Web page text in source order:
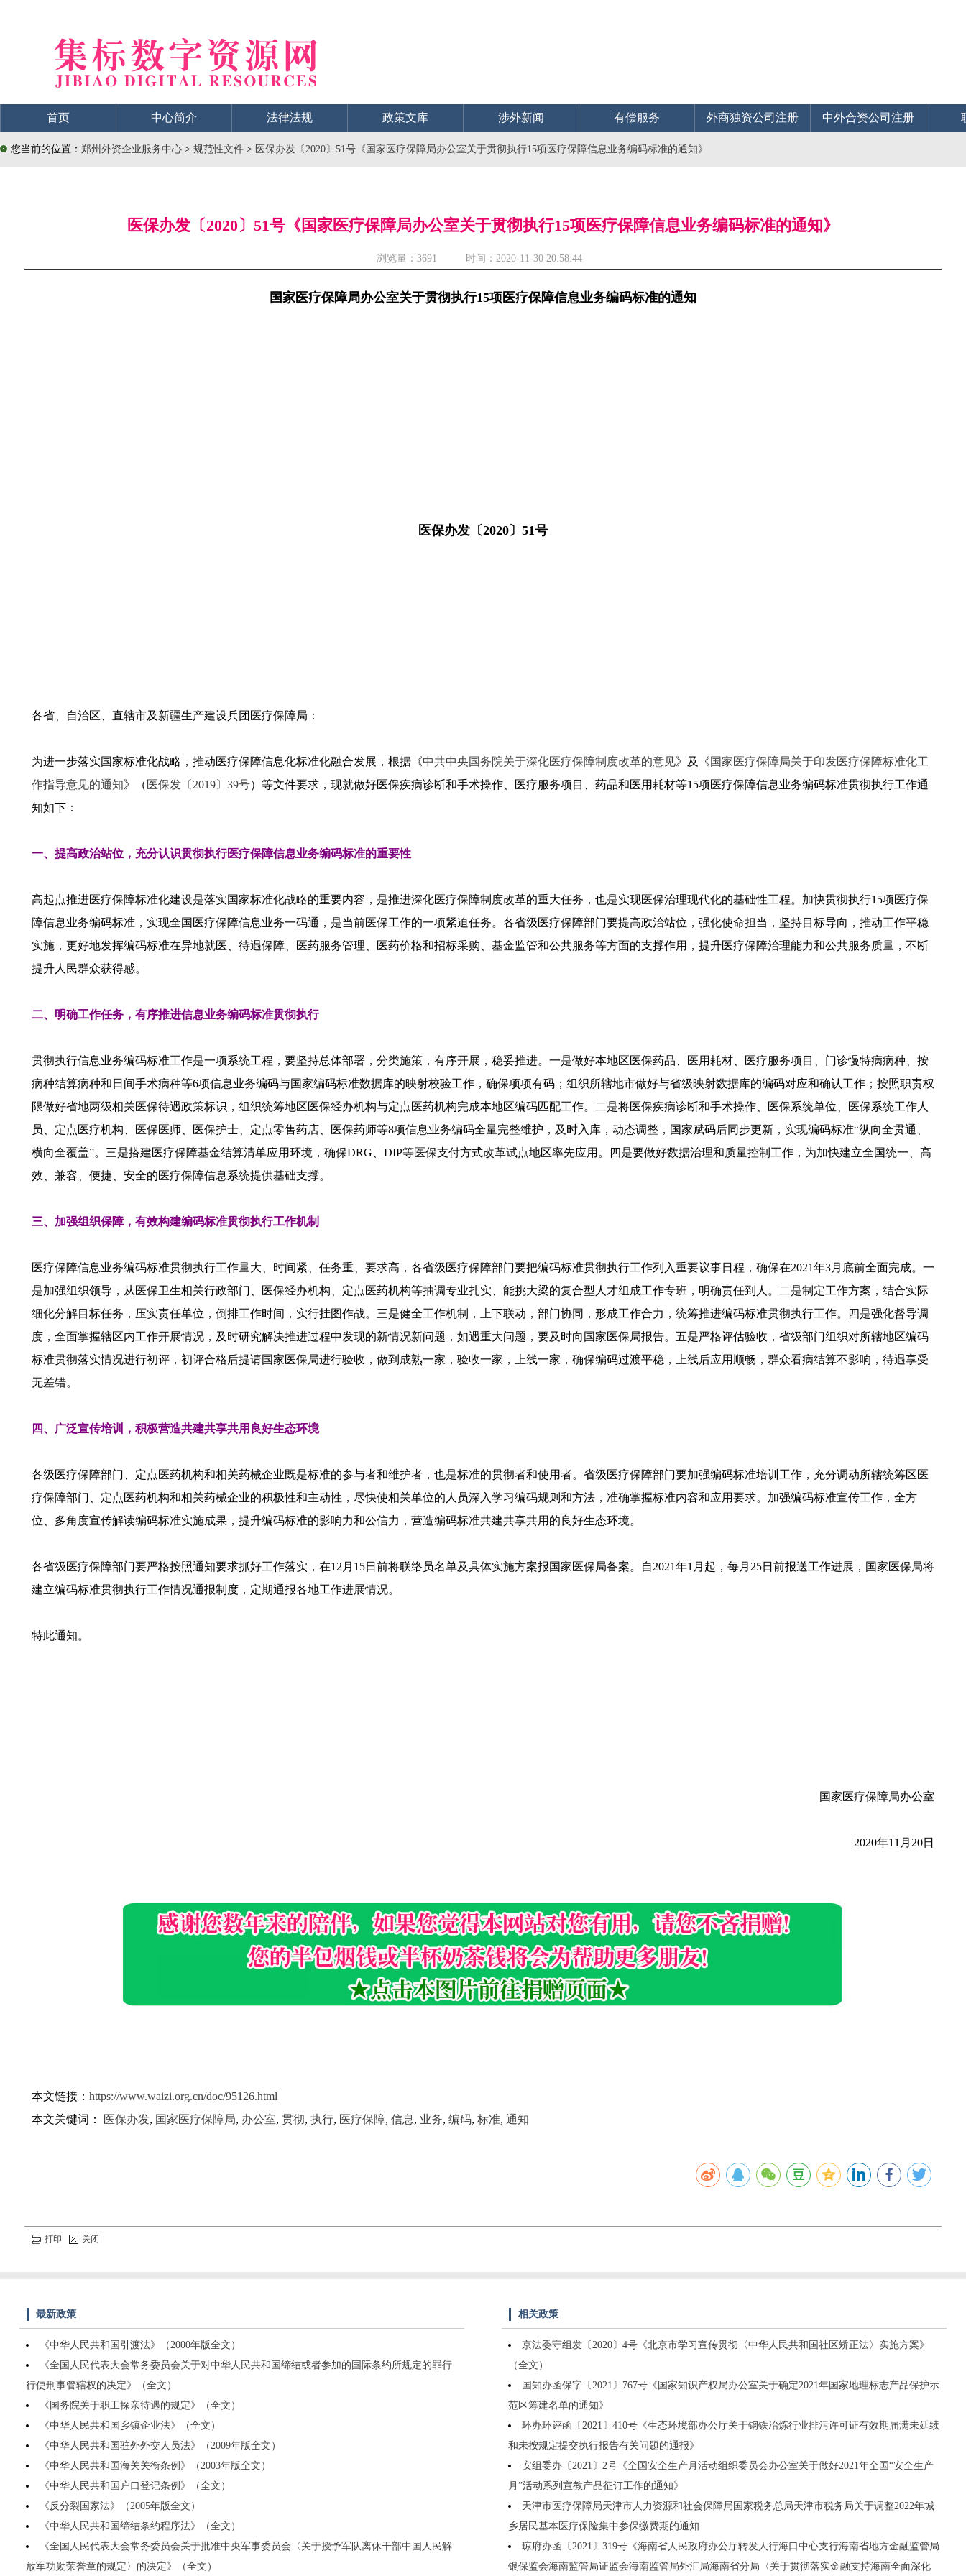
首页 中心简介 法律法规 政策文库 涉外新闻 有偿服务 外商独资公司注册 中外合资公司注册
您当前的位置： 郑州外资企业服务中心 > 规范性文件 > 医保办发〔2020〕51号《国家医疗保障局办公室关于贯彻执行15项医疗保障信息业务编码标准的通知》
医保办发〔2020〕51号《国家医疗保障局办公室关于贯彻执行15项医疗保障信息业务编码标准的通知》
浏览量： 3691 时间：2020-11-30 20:58:44
国家医疗保障局办公室关于贯彻执行15项医疗保障信息业务编码标准的通知
医保办发〔2020〕51号
各省、自治区、直辖市及新疆生产建设兵团医疗保障局：
为进一步落实国家标准化战略，推动医疗保障信息化标准化融合发展，根据《中共中央国务院关于深化医疗保障制度改革的意见》及《国家医疗保障局关于印发医疗保障标准化工
作指导意见的通知》（ 医保发〔2019〕39号）等文件要求，现就做好医保疾病诊断和手术操作、医疗服务项目、药品和医用耗材等15项医疗保障信息业务编码标准贯彻执行工作通
知如下：
一、提高政治站位，充分认识贯彻执行医疗保障信息业务编码标准的重要性
高起点推进医疗保障标准化建设是落实国家标准化战略的重要内容，是推进深化医疗保障制度改革的重大任务，也是实现医保治理现代化的基础性工程。加快贯彻执行15项医疗保
障信息业务编码标准，实现全国医疗保障信息业务一码通，是当前医保工作的一项紧迫任务。各省级医疗保障部门要提高政治站位，强化使命担当，坚持目标导向，推动工作平稳
实施，更好地发挥编码标准在异地就医、待遇保障、医药服务管理、医药价格和招标采购、基金监管和公共服务等方面的支撑作用，提升医疗保障治理能力和公共服务质量，不断
提升人民群众获得感。
二、明确工作任务，有序推进信息业务编码标准贯彻执行
贯彻执行信息业务编码标准工作是一项系统工程，要坚持总体部署，分类施策，有序开展，稳妥推进。一是做好本地区医保药品、医用耗材、医疗服务项目、门诊慢特病病种、按
病种结算病种和日间手术病种等6项信息业务编码与国家编码标准数据库的映射校验工作，确保项项有码；组织所辖地市做好与省级映射数据库的编码对应和确认工作；按照职责权
限做好省地两级相关医保待遇政策标识，组织统筹地区医保经办机构与定点医药机构完成本地区编码匹配工作。二是将医保疾病诊断和手术操作、医保系统单位、医保系统工作人
员、定点医疗机构、医保医师、医保护士、定点零售药店、医保药师等8项信息业务编码全量完整维护，及时入库，动态调整，国家赋码后同步更新，实现编码标准“纵向全贯通、
横向全覆盖”。三是搭建医疗保障基金结算清单应用环境，确保DRG、DIP等医保支付方式改革试点地区率先应用。四是要做好数据治理和质量控制工作，为加快建立全国统一、高
效、兼容、便捷、安全的医疗保障信息系统提供基础支撑。
三、加强组织保障，有效构建编码标准贯彻执行工作机制
医疗保障信息业务编码标准贯彻执行工作量大、时间紧、任务重、要求高，各省级医疗保障部门要把编码标准贯彻执行工作列入重要议事日程，确保在2021年3月底前全面完成。一
是加强组织领导，从医保卫生相关行政部门、医保经办机构、定点医药机构等抽调专业扎实、能挑大梁的复合型人才组成工作专班，明确责任到人。二是制定工作方案，结合实际
细化分解目标任务，压实责任单位，倒排工作时间，实行挂图作战。三是健全工作机制，上下联动，部门协同，形成工作合力，统筹推进编码标准贯彻执行工作。四是强化督导调
度，全面掌握辖区内工作开展情况，及时研究解决推进过程中发现的新情况新问题，如遇重大问题，要及时向国家医保局报告。五是严格评估验收，省级部门组织对所辖地区编码
标准贯彻落实情况进行初评，初评合格后提请国家医保局进行验收，做到成熟一家，验收一家，上线一家，确保编码过渡平稳，上线后应用顺畅，群众看病结算不影响，待遇享受
无差错。
四、广泛宣传培训，积极营造共建共享共用良好生态环境
各级医疗保障部门、定点医药机构和相关药械企业既是标准的参与者和维护者，也是标准的贯彻者和使用者。省级医疗保障部门要加强编码标准培训工作，充分调动所辖统筹区医
疗保障部门、定点医药机构和相关药械企业的积极性和主动性，尽快使相关单位的人员深入学习编码规则和方法，准确掌握标准内容和应用要求。加强编码标准宣传工作，全方
位、多角度宣传解读编码标准实施成果，提升编码标准的影响力和公信力，营造编码标准共建共享共用的良好生态环境。
各省级医疗保障部门要严格按照通知要求抓好工作落实，在12月15日前将联络员名单及具体实施方案报国家医保局备案。自2021年1月起，每月25日前报送工作进展，国家医保局将
建立编码标准贯彻执行工作情况通报制度，定期通报各地工作进展情况。
特此通知。
国家医疗保障局办公室
2020年11月20日
本文链接： https://www.waizi.org.cn/doc/95126.html
本文关键词：
医保办发, 国家医疗保障局, 办公室, 贯彻, 执行, 医疗保障, 信息, 业务, 编码, 标准, 通知
打印 关闭
最新政策
《中华人民共和国引渡法》（2000年版全文）
《全国人民代表大会常务委员会关于对中华人民共和国缔结或者参加的国际条约所规定的罪行
行使刑事管辖权的决定》（全文）
《国务院关于职工探亲待遇的规定》（全文）
《中华人民共和国乡镇企业法》（全文）
《中华人民共和国驻外外交人员法》（2009年版全文）
《中华人民共和国海关关衔条例》（2003年版全文）
《中华人民共和国户口登记条例》（全文）
《反分裂国家法》（2005年版全文）
《中华人民共和国缔结条约程序法》（全文）
《全国人民代表大会常务委员会关于批准中央军事委员会〈关于授予军队离休干部中国人民解
放军功勋荣誉章的规定〉的决定》（全文）
相关政策
京法委守组发〔2020〕4号《北京市学习宣传贯彻〈中华人民共和国社区矫正法〉实施方案》
（全文）
国知办函保字〔2021〕767号《国家知识产权局办公室关于确定2021年国家地理标志产品保护示
范区筹建名单的通知》
环办环评函〔2021〕410号《生态环境部办公厅关于钢铁冶炼行业排污许可证有效期届满未延续
和未按规定提交执行报告有关问题的通报》
安组委办〔2021〕2号《全国安全生产月活动组织委员会办公室关于做好2021年全国“安全生产
月”活动系列宣教产品征订工作的通知》
天津市医疗保障局天津市人力资源和社会保障局国家税务总局天津市税务局关于调整2022年城
乡居民基本医疗保险集中参保缴费期的通知
琼府办函〔2021〕319号《海南省人民政府办公厅转发人行海口中心支行海南省地方金融监管局
银保监会海南监管局证监会海南监管局外汇局海南省分局〈关于贯彻落实金融支持海南全面深化